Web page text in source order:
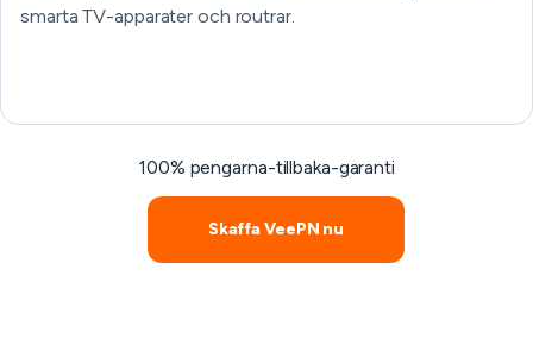
smarta TV-apparater och routrar.
100% pengarna-tillbaka-garanti
Skaffa VeePN nu